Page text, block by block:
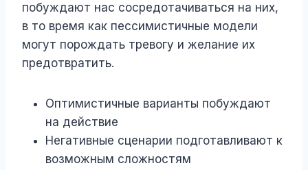
побуждают нас сосредотачиваться на них,
в то время как пессимистичные модели
могут порождать тревогу и желание их
предотвратить.
Оптимистичные варианты побуждают
на действие
Негативные сценарии подготавливают к
возможным сложностям